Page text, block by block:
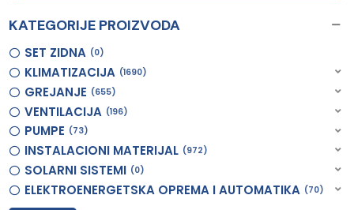
KATEGORIJE PROIZVODA
SET ZIDNA 0
KLIMATIZACIJA 1690
GREJANJE 655
VENTILACIJA 196
PUMPE 73
INSTALACIONI MATERIJAL 972
SOLARNI SISTEMI 0
ELEKTROENERGETSKA OPREMA I AUTOMATIKA 70